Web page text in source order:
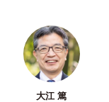
大江 篤